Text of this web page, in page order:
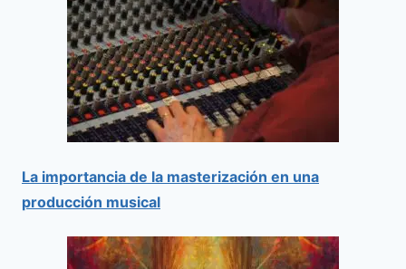
La importancia de la masterización en una
producción musical